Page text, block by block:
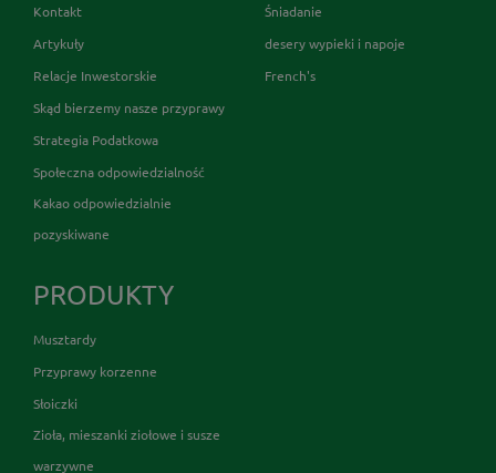
Kontakt
Artykuły
Relacje Inwestorskie
Skąd bierzemy nasze przyprawy
Strategia Podatkowa
Społeczna odpowiedzialność
Kakao odpowiedzialnie
pozyskiwane
Śniadanie
desery wypieki i napoje
French's
PRODUKTY
Musztardy
Przyprawy korzenne
Słoiczki
Zioła, mieszanki ziołowe i susze
warzywne